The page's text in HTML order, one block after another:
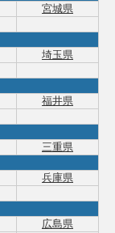
宮城県
埼玉県
福井県
三重県
兵庫県
広島県